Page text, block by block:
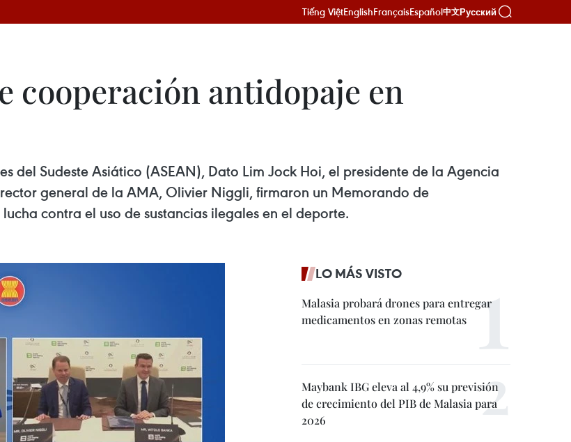
Tiếng ViệtEnglishFrançaisEspañol中文Русский
cooperación antidopaje en
del Sudeste Asiático (ASEAN), Dato Lim Jock Hoi, el presidente de la Agencia
general de la AMA, Olivier Niggli, firmaron un Memorando de
contra el uso de sustancias ilegales en el deporte.
LO MÁS VISTO
Malasia probará drones para entregar
medicamentos en zonas remotas
Maybank IBG eleva al 4,9% su previsión
de crecimiento del PIB de Malasia para
2026